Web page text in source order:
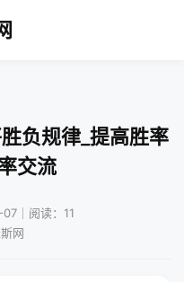
负规律_提高胜率
交流
｜阅读：11
网